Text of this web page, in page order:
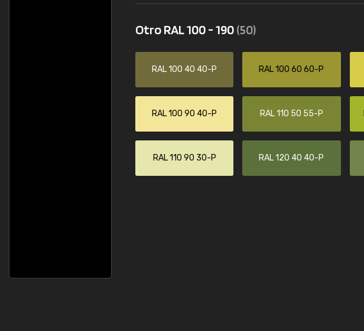
Otro RAL 100 - 190(50)
RAL 100 40 40-P RAL 100 60 60-P
RAL 100 90 40-P RAL 110 50 55-P
RAL 110 90 30-P RAL 120 40 40-P